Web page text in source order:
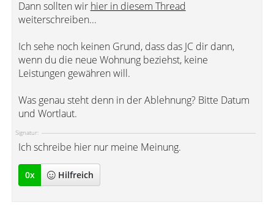
Dann sollten wir hier in diesem Thread
weiterschreiben...
Ich sehe noch keinen Grund, dass das JC dir dann,
wenn du die neue Wohnung beziehst, keine
Leistungen gewähren will.
Was genau steht denn in der Ablehnung? Bitte Datum
und Wortlaut.
Signatur:
Ich schreibe hier nur meine Meinung.
0x Hilfreich